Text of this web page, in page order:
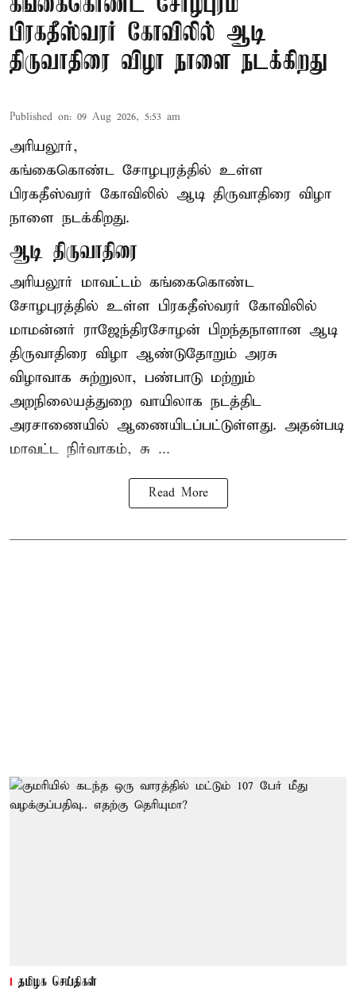
பிரகதீஸ்வரர் கோவிலில் ஆடி
திருவாதிரை விழா நாளை நடக்கிறது
Published on: 09 Aug 2026, 5:53 am
அரியலூர்,
கங்கைகொண்ட சோழபுரத்தில் உள்ள
பிரகதீஸ்வரர் கோவிலில் ஆடி திருவாதிரை விழா
நாளை நடக்கிறது.
ஆடி திருவாதிரை
அரியலூர் மாவட்டம் கங்கைகொண்ட
சோழபுரத்தில் உள்ள பிரகதீஸ்வரர் கோவிலில்
மாமன்னர் ராஜேந்திரசோழன் பிறந்தநாளான ஆடி
திருவாதிரை விழா ஆண்டுதோறும் அரசு
விழாவாக சுற்றுலா, பண்பாடு மற்றும்
அறநிலையத்துறை வாயிலாக நடத்திட
அரசாணையில் ஆணையிடப்பட்டுள்ளது. அதன்படி
மாவட்ட நிர்வாகம், சு ...
Read More
தமிழக செய்திகள்